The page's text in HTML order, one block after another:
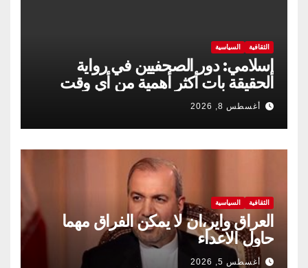
الثقافية السياسية
إسلامي: دور الصحفيين في رواية
الحقيقة بات أكثر أهمية من أي وقت
مضى
أغسطس 8, 2026
الثقافية السياسية
العراق واير،ان لا يمكن الفراق مهما
حاول الاعداء
أغسطس 5, 2026